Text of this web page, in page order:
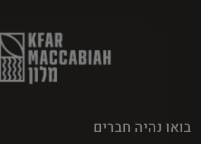
בואו נהיה חברים